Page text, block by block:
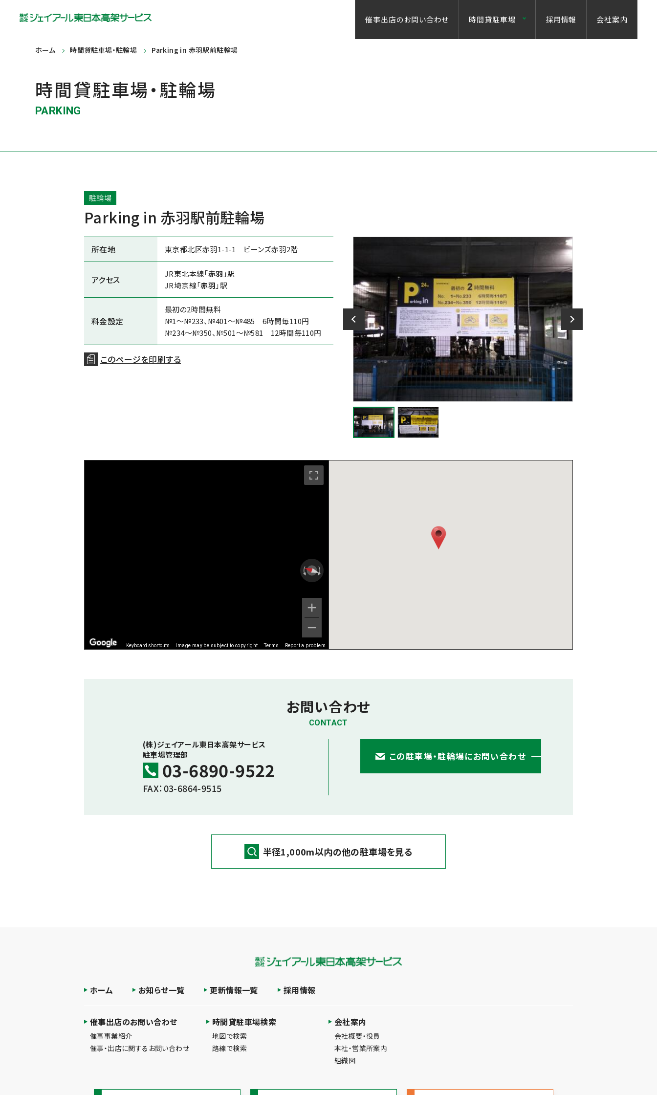
催事出店のお問い合わせ 時間貸駐車場 採用情報 会社案内
ホーム 時間貸駐車場・駐輪場 Parking in 赤羽駅前駐輪場
時間貸駐車場・駐輪場
PARKING
駐輪場
Parking in 赤羽駅前駐輪場
所在地 東京都北区赤羽1-1-1 ビーンズ赤羽2階
アクセス
JR東北本線「赤羽 」駅
JR埼京線「赤羽 」駅
料金設定
最初の2時間無料
№1～№233、№401～№485 6時間毎110円
№234～№350、№501～№581 12時間毎110円
このページを印刷する
Keyboard shortcuts Image may be subject to copyright Terms Report a problem
お問い合わせ
CONTACT
(株)ジェイアール東日本高架サービス
駐車場管理部
03-6890-9522
FAX：03-6864-9515
この駐車場・駐輪場にお問い合わせ
半径1,000m以内の他の駐車場を見る
ホーム お知らせ一覧 更新情報一覧 採用情報
催事出店のお問い合わせ
催事事業紹介
催事・出店に関するお問い合わせ
時間貸駐車場検索
地図で検索
路線で検索
会社案内
会社概要・役員
本社・営業所案内
組織図